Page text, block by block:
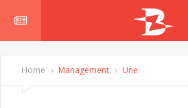
Home Management Une